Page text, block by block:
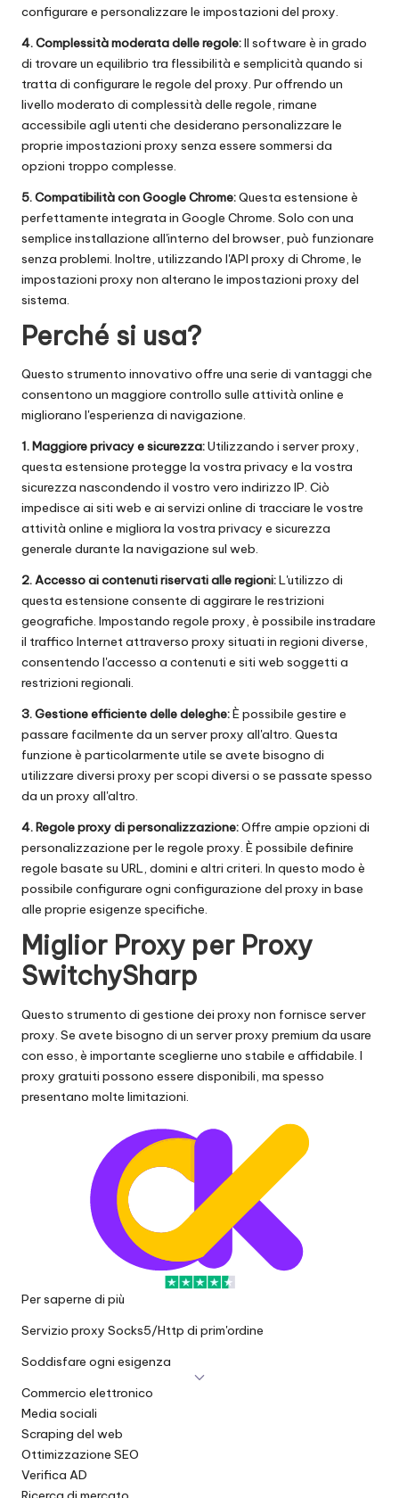
configurare e personalizzare le impostazioni del proxy.
4. Complessità moderata delle regole:Il software è in grado
di trovare un equilibrio tra flessibilità e semplicità quando si
tratta di configurare le regole del proxy. Pur offrendo un
livello moderato di complessità delle regole, rimane
accessibile agli utenti che desiderano personalizzare le
proprie impostazioni proxy senza essere sommersi da
opzioni troppo complesse.
5. Compatibilità con Google Chrome:Questa estensione è
perfettamente integrata in Google Chrome. Solo con una
semplice installazione all'interno del browser, può funzionare
senza problemi. Inoltre, utilizzando l'API proxy di Chrome, le
impostazioni proxy non alterano le impostazioni proxy del
sistema.
Perché si usa?
Questo strumento innovativo offre una serie di vantaggi che
consentono un maggiore controllo sulle attività online e
migliorano l'esperienza di navigazione.
1. Maggiore privacy e sicurezza:Utilizzando i server proxy,
questa estensione protegge la vostra privacy e la vostra
sicurezza nascondendo il vostro vero indirizzo IP. Ciò
impedisce ai siti web e ai servizi online di tracciare le vostre
attività online e migliora la vostra privacy e sicurezza
generale durante la navigazione sul web.
2. Accesso ai contenuti riservati alle regioni:L'utilizzo di
questa estensione consente di aggirare le restrizioni
geografiche. Impostando regole proxy, è possibile instradare
il traffico Internet attraverso proxy situati in regioni diverse,
consentendo l'accesso a contenuti e siti web soggetti a
restrizioni regionali.
3. Gestione efficiente delle deleghe:È possibile gestire e
passare facilmente da un server proxy all'altro. Questa
funzione è particolarmente utile se avete bisogno di
utilizzare diversi proxy per scopi diversi o se passate spesso
da un proxy all'altro.
4. Regole proxy di personalizzazione:Offre ampie opzioni di
personalizzazione per le regole proxy. È possibile definire
regole basate su URL, domini e altri criteri. In questo modo è
possibile configurare ogni configurazione del proxy in base
alle proprie esigenze specifiche.
Miglior Proxy per Proxy
SwitchySharp
Questo strumento di gestione dei proxy non fornisce server
proxy. Se avete bisogno di un server proxy premium da usare
con esso, è importante sceglierne uno stabile e affidabile. I
proxy gratuiti possono essere disponibili, ma spesso
presentano molte limitazioni.
Per saperne di più
Servizio proxy Socks5/Http di prim'ordine
Soddisfare ogni esigenza
Commercio elettronico
Media sociali
Scraping del web
Ottimizzazione SEO
Verifica AD